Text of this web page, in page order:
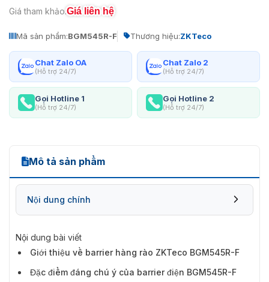
Giá tham khảo:Giá liên hệ
Mã sản phẩm:BGM545R-F Thương hiệu:ZKTeco
Chat Zalo OA
(Hỗ trợ 24/7)
Chat Zalo 2
(Hỗ trợ 24/7)
Gọi Hotline 1
(Hỗ trợ 24/7)
Gọi Hotline 2
(Hỗ trợ 24/7)
Mô tả sản phẩm
Nội dung chính
Nội dung bài viết
Giới thiệu về barrier hàng rào ZKTeco BGM545R-F
Đặc điểm đáng chú ý của barrier điện BGM545R-F